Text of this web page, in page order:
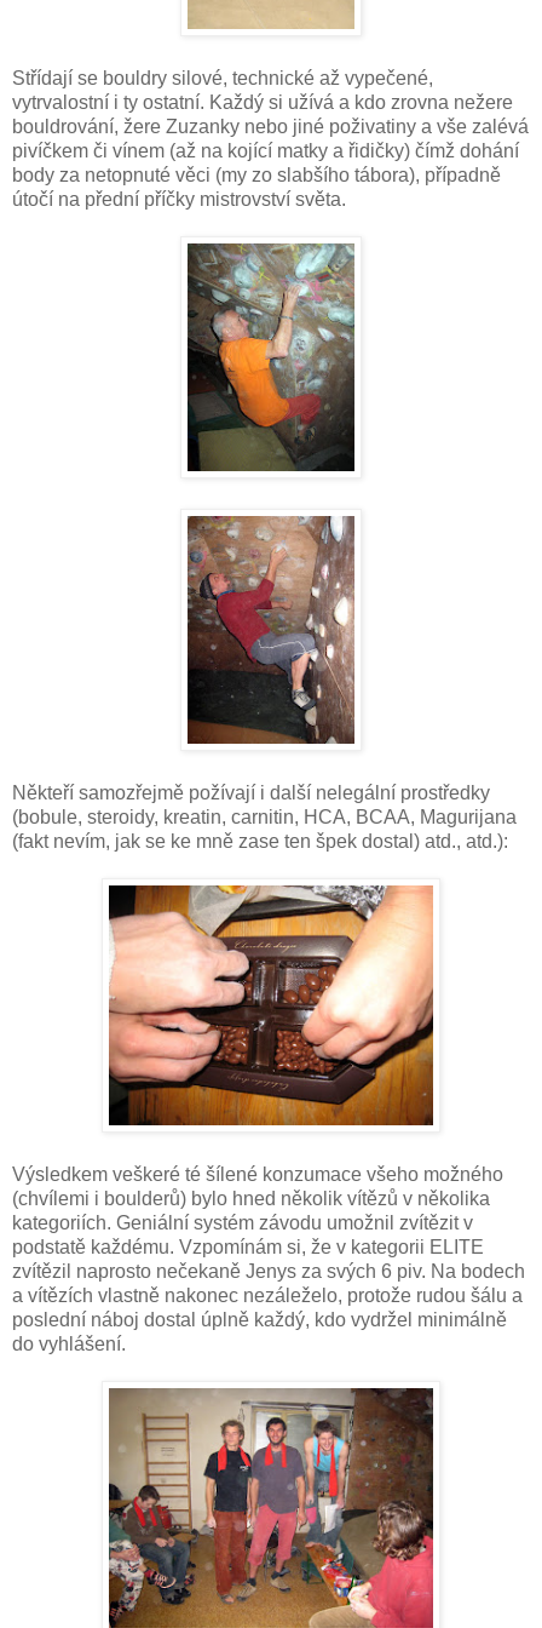
Střídají se bouldry silové, technické až vypečené,
vytrvalostní i ty ostatní. Každý si užívá a kdo zrovna nežere
bouldrování, žere Zuzanky nebo jiné poživatiny a vše zalévá
pivíčkem či vínem (až na kojící matky a řidičky) čímž dohání
body za netopnuté věci (my zo slabšího tábora), případně
útočí na přední příčky mistrovství světa.
Někteří samozřejmě požívají i další nelegální prostředky
(bobule, steroidy, kreatin, carnitin, HCA, BCAA, Magurijana
(fakt nevím, jak se ke mně zase ten špek dostal) atd., atd.):
Výsledkem veškeré té šílené konzumace všeho možného
(chvílemi i boulderů) bylo hned několik vítězů v několika
kategoriích. Geniální systém závodu umožnil zvítězit v
podstatě každému. Vzpomínám si, že v kategorii ELITE
zvítězil naprosto nečekaně Jenys za svých 6 piv. Na bodech
a vítězích vlastně nakonec nezáleželo, protože rudou šálu a
poslední náboj dostal úplně každý, kdo vydržel minimálně
do vyhlášení.